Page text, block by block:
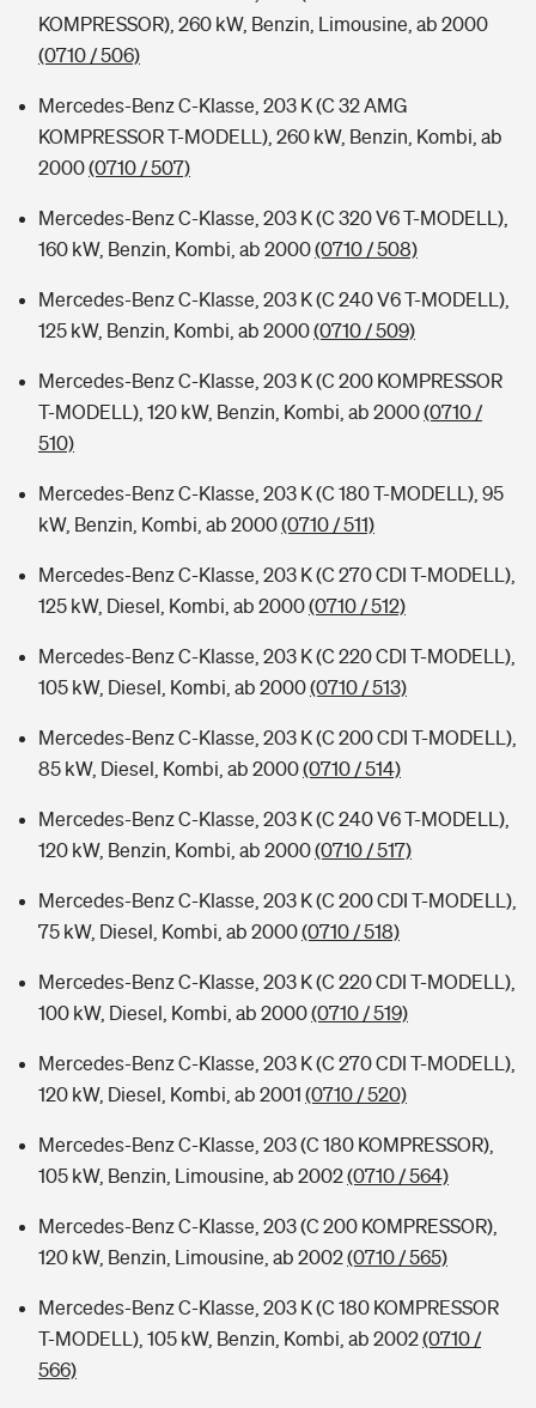
KOMPRESSOR), 260 kW, Benzin, Limousine, ab 2000
(0710 / 506)
Mercedes-Benz C-Klasse, 203 K (C 32 AMG
KOMPRESSOR T-MODELL), 260 kW, Benzin, Kombi, ab
2000(0710 / 507)
Mercedes-Benz C-Klasse, 203 K (C 320 V6 T-MODELL),
160 kW, Benzin, Kombi, ab 2000(0710 / 508)
Mercedes-Benz C-Klasse, 203 K (C 240 V6 T-MODELL),
125 kW, Benzin, Kombi, ab 2000(0710 / 509)
Mercedes-Benz C-Klasse, 203 K (C 200 KOMPRESSOR
T-MODELL), 120 kW, Benzin, Kombi, ab 2000(0710 /
510)
Mercedes-Benz C-Klasse, 203 K (C 180 T-MODELL), 95
kW, Benzin, Kombi, ab 2000(0710 / 511)
Mercedes-Benz C-Klasse, 203 K (C 270 CDI T-MODELL),
125 kW, Diesel, Kombi, ab 2000(0710 / 512)
Mercedes-Benz C-Klasse, 203 K (C 220 CDI T-MODELL),
105 kW, Diesel, Kombi, ab 2000(0710 / 513)
Mercedes-Benz C-Klasse, 203 K (C 200 CDI T-MODELL),
85 kW, Diesel, Kombi, ab 2000(0710 / 514)
Mercedes-Benz C-Klasse, 203 K (C 240 V6 T-MODELL),
120 kW, Benzin, Kombi, ab 2000(0710 / 517)
Mercedes-Benz C-Klasse, 203 K (C 200 CDI T-MODELL),
75 kW, Diesel, Kombi, ab 2000(0710 / 518)
Mercedes-Benz C-Klasse, 203 K (C 220 CDI T-MODELL),
100 kW, Diesel, Kombi, ab 2000(0710 / 519)
Mercedes-Benz C-Klasse, 203 K (C 270 CDI T-MODELL),
120 kW, Diesel, Kombi, ab 2001 (0710 / 520)
Mercedes-Benz C-Klasse, 203 (C 180 KOMPRESSOR),
105 kW, Benzin, Limousine, ab 2002(0710 / 564)
Mercedes-Benz C-Klasse, 203 (C 200 KOMPRESSOR),
120 kW, Benzin, Limousine, ab 2002(0710 / 565)
Mercedes-Benz C-Klasse, 203 K (C 180 KOMPRESSOR
T-MODELL), 105 kW, Benzin, Kombi, ab 2002(0710 /
566)